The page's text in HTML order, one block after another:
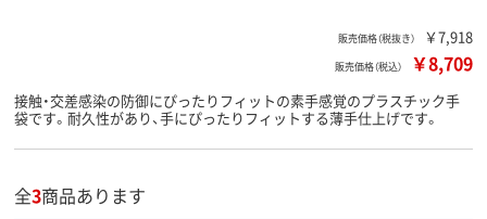
販売価格（税抜き） ￥7,918
販売価格（税込） ￥8,709
接触・交差感染の防御にぴったりフィットの素手感覚のプラスチック手
袋です。耐久性があり、手にぴったりフィットする薄手仕上げです。
全3商品あります